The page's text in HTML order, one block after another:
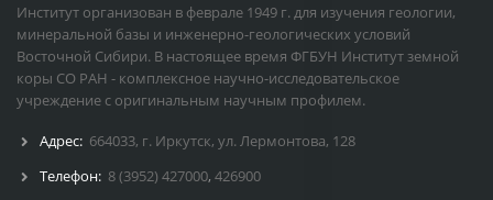
Институт организован в феврале 1949 г. для изучения геологии,
минеральной базы и инженерно-геологических условий
Восточной Сибири. В настоящее время ФГБУН Институт земной
коры СО РАН - комплексное научно-исследовательское
учреждение с оригинальным научным профилем.
Адрес: 664033, г. Иркутск, ул. Лермонтова, 128
Телефон: 8 (3952) 427000, 426900